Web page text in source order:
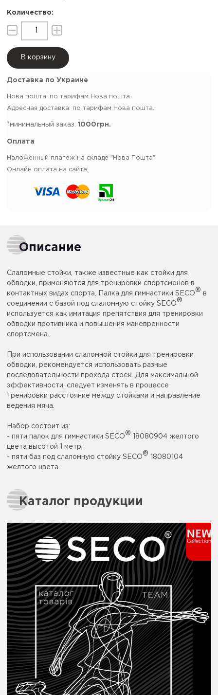
В корзину
Доставка по Украине
Нова пошта: по тарифам Нова пошта.
Адресная доставка: по тарифам Нова пошта.
*минимальный заказ: 1000грн.
Оплата
Наложенный платеж на складе "Нова Пошта"
Онлайн оплата на сайте:
Описание
Слаломные стойки, также известные как стойки для
обводки, применяются для тренировки спортсменов в
контактных видах спорта. Палка для гимнастики SECO
®
в
соединении с базой под слаломную стойку SECO
®
используется как имитация препятствия для тренировки
обводки противника и повышения маневренности
спортсмена.
При использовании слаломной стойки для тренировки
обводки, рекомендуется использовать разные
последовательности прохода стоек. Для максимальной
эффективности, следует изменять в процессе
тренировки расстояние между стойками и направление
ведения мяча.
Набор состоит из:
- пяти палок для гимнастики SECO
®
18080904 желтого
цвета высотой 1 метр;
- пяти баз под слаломную стойку SECO
®
18080104
желтого цвета.
Каталог продукции